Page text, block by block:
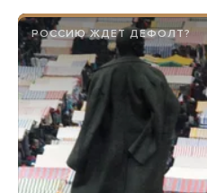
РОССИЮ ЖДЕТ ДЕФОЛТ?